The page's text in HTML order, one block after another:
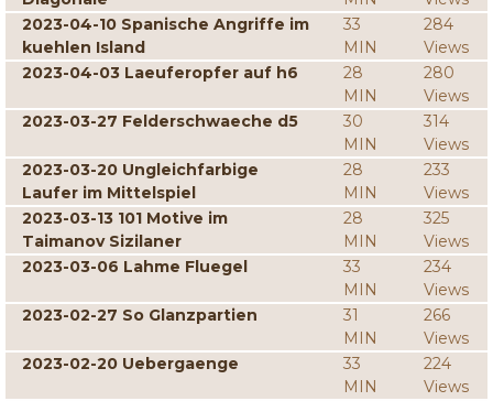
2023-04-10 Spanische Angriffe im
kuehlen Island
33
MIN
284
Views
2023-04-03 Laeuferopfer auf h6
28
MIN
280
Views
2023-03-27 Felderschwaeche d5
30
MIN
314
Views
2023-03-20 Ungleichfarbige
Laufer im Mittelspiel
28
MIN
233
Views
2023-03-13 101 Motive im
Taimanov Sizilaner
28
MIN
325
Views
2023-03-06 Lahme Fluegel
33
MIN
234
Views
2023-02-27 So Glanzpartien
31
MIN
266
Views
2023-02-20 Uebergaenge
33
MIN
224
Views